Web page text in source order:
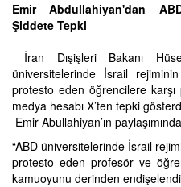
Emir Abdullahiyan'dan
Şiddete Tepki
İran Dışişleri Bakanı
üniversitelerinde İsrail rejiminin
protesto eden öğrencilere
medya hesabı X’ten tepki
Emir Abullahiyan’ın
“ABD üniversitelerinde İsrail
protesto eden profesör ve
kamuoyunu derinden